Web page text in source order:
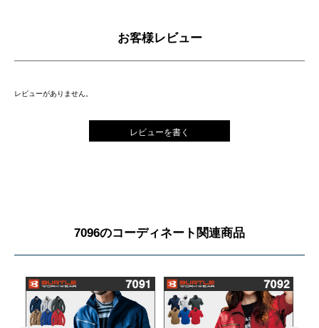
お客様レビュー
レビューがありません。
レビューを書く
7096のコーディネート関連商品